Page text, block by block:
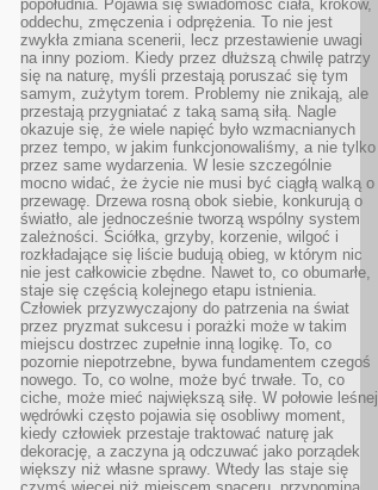
popołudnia. Pojawia się świadomość ciała, kroków,
oddechu, zmęczenia i odprężenia. To nie jest
zwykła zmiana scenerii, lecz przestawienie uwagi
na inny poziom. Kiedy przez dłuższą chwilę patrzy
się na naturę, myśli przestają poruszać się tym
samym, zużytym torem. Problemy nie znikają, ale
przestają przygniatać z taką samą siłą. Nagle
okazuje się, że wiele napięć było wzmacnianych
przez tempo, w jakim funkcjonowaliśmy, a nie tylko
przez same wydarzenia. W lesie szczególnie
mocno widać, że życie nie musi być ciągłą walką o
przewagę. Drzewa rosną obok siebie, konkurują o
światło, ale jednocześnie tworzą wspólny system
zależności. Ściółka, grzyby, korzenie, wilgoć i
rozkładające się liście budują obieg, w którym nic
nie jest całkowicie zbędne. Nawet to, co obumarłe,
staje się częścią kolejnego etapu istnienia.
Człowiek przyzwyczajony do patrzenia na świat
przez pryzmat sukcesu i porażki może w takim
miejscu dostrzec zupełnie inną logikę. To, co
pozornie niepotrzebne, bywa fundamentem czegoś
nowego. To, co wolne, może być trwałe. To, co
ciche, może mieć największą siłę. W połowie leśnej
wędrówki często pojawia się osobliwy moment,
kiedy człowiek przestaje traktować naturę jak
dekorację, a zaczyna ją odczuwać jako porządek
większy niż własne sprawy. Wtedy las staje się